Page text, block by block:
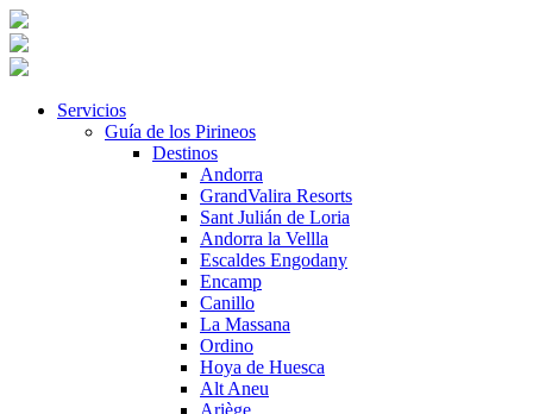
Servicios
Guía de los Pirineos
Destinos
Andorra
GrandValira Resorts
Sant Julián de Loria
Andorra la Vellla
Escaldes Engodany
Encamp
Canillo
La Massana
Ordino
Hoya de Huesca
Alt Aneu
Ariège